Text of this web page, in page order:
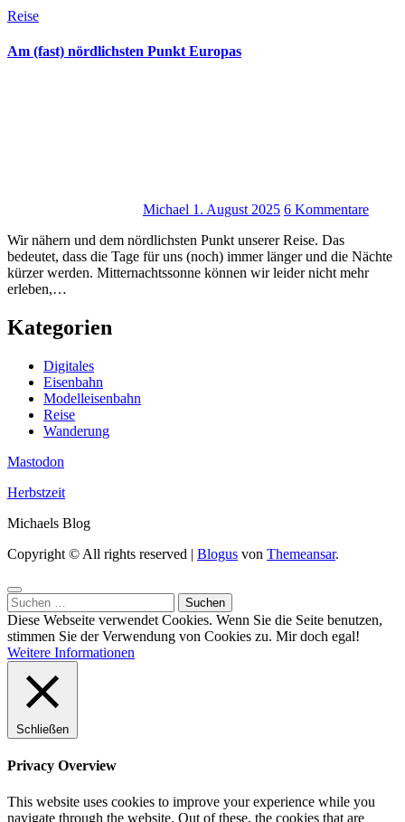
Reise
Am (fast) nördlichsten Punkt Europas
Michael 1. August 2025 6 Kommentare
Wir nähern und dem nördlichsten Punkt unserer Reise. Das
bedeutet, dass die Tage für uns (noch) immer länger und die Nächte
kürzer werden. Mitternachtssonne können wir leider nicht mehr
erleben,…
Kategorien
Digitales
Eisenbahn
Modelleisenbahn
Reise
Wanderung
Mastodon
Herbstzeit
Michaels Blog
Copyright © All rights reserved | Blogus von Themeansar.
Suchen
nach:
Diese Webseite verwendet Cookies. Wenn Sie die Seite benutzen,
stimmen Sie der Verwendung von Cookies zu. Mir doch egal!
Weitere Informationen
Schließen
Privacy Overview
This website uses cookies to improve your experience while you
navigate through the website. Out of these, the cookies that are